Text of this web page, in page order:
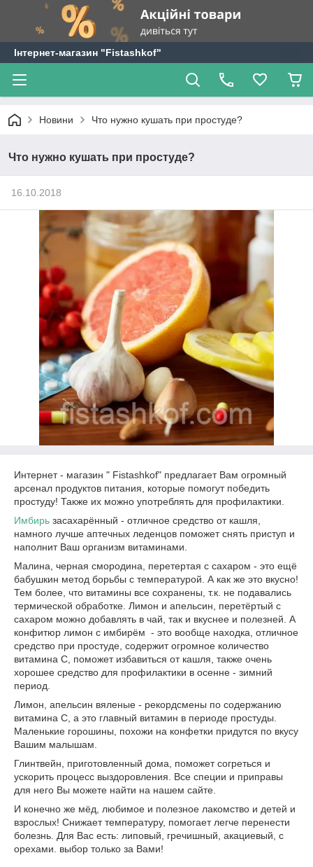
Інтернет-магазин "Fistashkof"
Новини Что нужно кушать при простуде?
Что нужно кушать при простуде?
16.10.2018
Интернет - магазин " Fistashkof" предлагает Вам огромный
арсенал продуктов питания, которые помогут победить
простуду! Также их можно употреблять для профилактики.
Имбирь засахарённый - отличное средство от кашля,
намного лучше аптечных леденцов поможет снять приступ и
наполнит Ваш организм витаминами.
Малина, черная смородина, перетертая с сахаром - это ещё
бабушкин метод борьбы с температурой. А как же это вкусно!
Тем более, что витамины все сохранены, т.к. не подавались
термической обработке. Лимон и апельсин, перетёртый с
сахаром можно добавлять в чай, так и вкуснее и полезней. А
конфитюр лимон с имбирём - это вообще находка, отличное
средство при простуде, содержит огромное количество
витамина С, поможет избавиться от кашля, также очень
хорошее средство для профилактики в осенне - зимний
период.
Лимон, апельсин вяленые - рекордсмены по содержанию
витамина С, а это главный витамин в периоде простуды.
Маленькие горошины, похожи на конфетки придутся по вкусу
Вашим малышам.
Глинтвейн, приготовленный дома, поможет согреться и
ускорить процесс выздоровления. Все специи и приправы
для него Вы можете найти на нашем сайте.
И конечно же мёд, любимое и полезное лакомство и детей и
взрослых! Снижает температуру, помогает легче перенести
болезнь. Для Вас есть: липовый, гречишный, акациевый, с
орехами. выбор только за Вами!